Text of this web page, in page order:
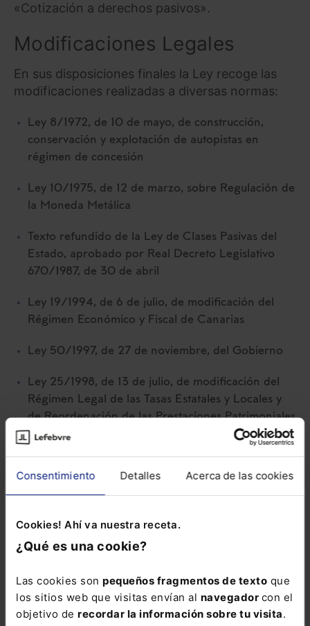
Consentimiento Detalles Acerca de las cookies
Cookies! Ahí va nuestra receta.
¿Qué es una cookie?
Las cookies son pequeños fragmentos de texto que
los sitios web que visitas envían al navegador con el
objetivo de recordar la información sobre tu visita.
«Cotización a derechos pasivos».
Modificaciones Legales
En sus disposiciones finales la Ley recoge las
modificaciones realizadas a diversas normas:
Ley 8/1972, de 10 de mayo, de construcción,
conservación y explotación de autopistas en
régimen de concesión
Ley 10/1975, de 12 de marzo, sobre Regulación de
la Moneda Metálica
Texto refundido de la Ley de Clases Pasivas del
Estado, aprobado por Real Decreto Legislativo
670/1987, de 30 de abril
Ley 19/1994, de 6 de julio, de modificación del
Régimen Económico y Fiscal de Canarias
Ley 50/1997, de 27 de noviembre, del Gobierno
Ley 25/1998, de 13 de julio, de modificación del
Régimen Legal de las Tasas Estatales y Locales y
de Reordenación de las Prestaciones Patrimoniales
de Carácter Público
Fiscales, Administrativas y del Orden Social
Planes y Fondos de Pensiones, aprobado por Real
Decreto Legislativo 1/2002, de 29 de noviembre;
Patrimonio de las Administraciones Públicas
Ley 38/2003, de 17 de noviembre, General de